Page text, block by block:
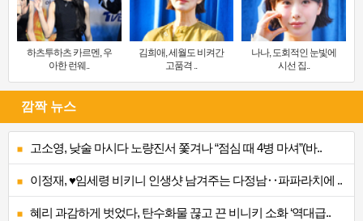
하츠투하츠 카르멘, 우
아한 런웨..
김희애, 세월도 비켜간
고품격 ..
나나, 도회적인 눈빛에
시선 집..
깜짝 뉴스
고소영, 낮술 마시다 노량진서 쫓겨나 “점심 때 4병 마셔”(바..
이정재, ♥임세령 비키니 인생샷 남겨주는 다정남‥파파라치에 ..
혜리 과감하게 벗었다, 탄수화물 끊고 끈 비니키 소화 ‘역대급..